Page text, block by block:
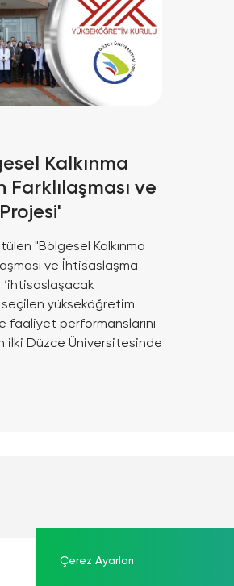
Kalkınma
Farklılaşması ve
"Bölgesel Kalkınma
ve İhtisaslaşma
‘ihtisaslaşacak
yükseköğretim
faaliyet performanslarını
ilki Düzce Üniversitesinde
Çerez Ayarları